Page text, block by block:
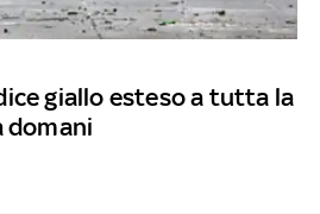
giallo esteso a tutta la
domani